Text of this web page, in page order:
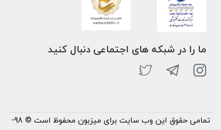
ما را در شبکه های اجتماعی دنبال کنید
تمامی حقوق این وب سایت برای میزبون محفوظ است © 98-